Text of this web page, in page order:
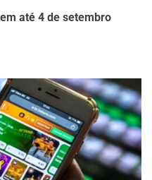
até 4 de setembro